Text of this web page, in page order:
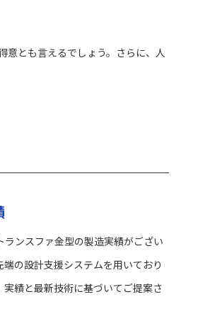
とも言えるでしょう。さらに、人
ンスファ金型の製造実績がござい
の設計支援システムを用いており
績と最新技術に基づいてご提案さ